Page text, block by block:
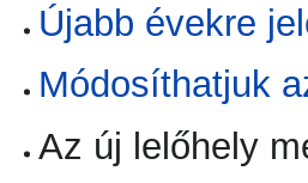
Újabb évekre
Módosíthatjuk
Az új lelőhely